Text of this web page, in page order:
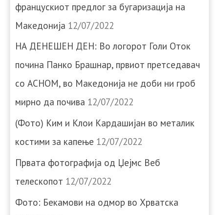
францускиот предлог за бугаризација на
Македонија 12/07/2022
НА ДЕНЕШЕН ДЕН: Во логорот Голи Оток
почина Панко Брашнар, првиот претседавач
со АСНОМ, во Македонија не доби ни гроб
мирно да почива 12/07/2022
(Фото) Ким и Клои Кардашијан во металик
костими за капење 12/07/2022
Првата фотографија од Џејмс Веб
телескопот 12/07/2022
Фото: Бекамови на одмор во Хрватска